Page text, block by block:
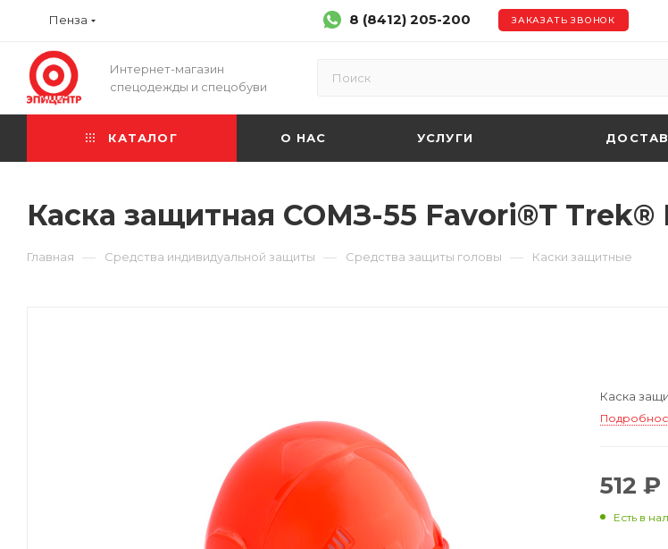
Пенза 8 (8412) 205-200 ЗАКАЗАТЬ ЗВОНОК
Интернет-магазин
спецодежды и спецобуви
КАТАЛОГ О НАС УСЛУГИ
Каска защитная СОМЗ-55 Favori®Т Trek®
Главная — Средства индивидуальной защиты — Средства защиты головы — Каски защитные
Каска
512 ₽
Есть в